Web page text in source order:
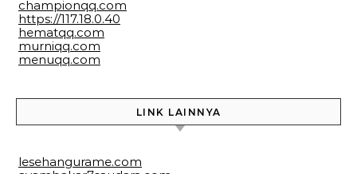
championqq.com
https://117.18.0.40
hematqq.com
murniqq.com
menuqq.com
LINK LAINNYA
lesehangurame.com